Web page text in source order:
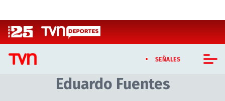
SEÑALES
CASTING MASTERCHEF CHILE
Eduardo Fuentes